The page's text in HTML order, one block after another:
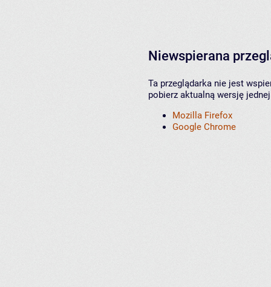
Niewspierana
Ta przeglądarka nie jest
pobierz aktualną wersję
Mozilla Firefox
Google Chrome